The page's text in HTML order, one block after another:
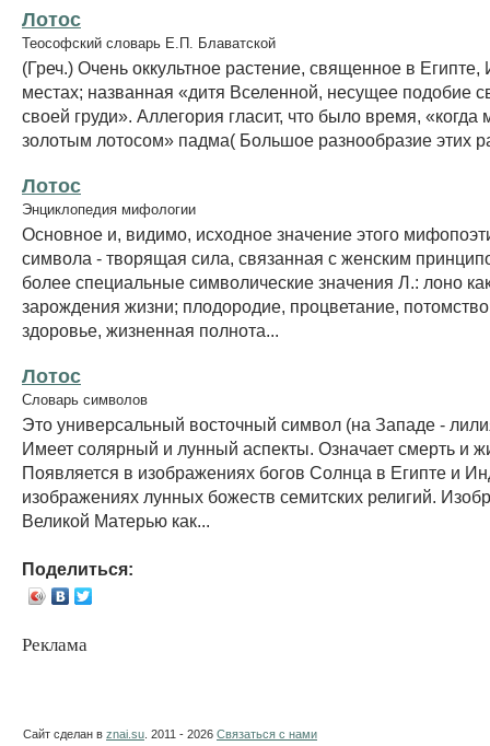
Лотос
Теософский словарь Е.П. Блаватской
(Греч.) Очень оккультное растение, священное в Египте,
местах; названная «дитя Вселенной, несущее подобие
своей груди». Аллегория гласит, что было время, «когда
золотым лотосом» падма( Большое разнообразие этих
Лотос
Энциклопедия мифологии
Основное и, видимо, исходное значение этого
символа - творящая сила, связанная с женским
более специальные символические значения Л.: лоно
зарождения жизни; плодородие, процветание,
здоровье, жизненная полнота...
Лотос
Словарь символов
Это универсальный восточный символ (на Западе -
Имеет солярный и лунный аспекты. Означает смерть и
Появляется в изображениях богов Солнца в Египте и
изображениях лунных божеств семитских религий.
Великой Матерью как...
Поделиться:
Реклама
Сайт сделан в znai.su . 2011 - 2026 Связаться с нами